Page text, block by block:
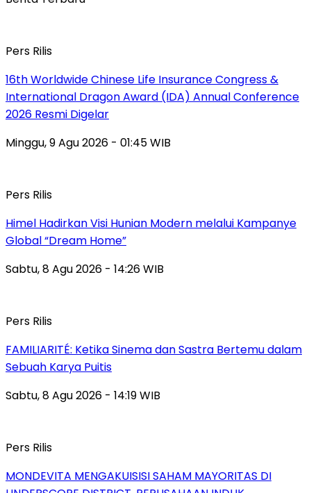
Pers Rilis
16th Worldwide Chinese Life Insurance Congress &
International Dragon Award (IDA) Annual Conference
2026 Resmi Digelar
Minggu, 9 Agu 2026 - 01:45 WIB
Pers Rilis
Himel Hadirkan Visi Hunian Modern melalui Kampanye
Global “Dream Home”
Sabtu, 8 Agu 2026 - 14:26 WIB
Pers Rilis
FAMILIARITÉ: Ketika Sinema dan Sastra Bertemu dalam
Sebuah Karya Puitis
Sabtu, 8 Agu 2026 - 14:19 WIB
Pers Rilis
MONDEVITA MENGAKUISISI SAHAM MAYORITAS DI